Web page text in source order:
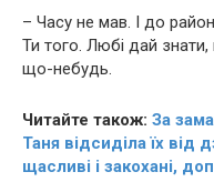
– Часу не мав. І до
Ти того. Любі дай
що-небудь.
Читайте також: За
Таня відсиділа їх від
щасливі і закохані,